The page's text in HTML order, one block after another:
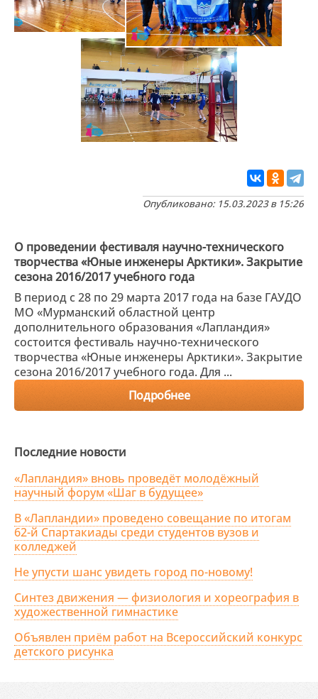
Опубликовано: 15.03.2023 в 15:26
О проведении фестиваля научно-технического
творчества «Юные инженеры Арктики». Закрытие
сезона 2016/2017 учебного года
В период с 28 по 29 марта 2017 года на базе ГАУДО
МО «Мурманский областной центр
дополнительного образования «Лапландия»
состоится фестиваль научно-технического
творчества «Юные инженеры Арктики». Закрытие
сезона 2016/2017 учебного года. Для ...
Подробнее
Последние новости
«Лапландия» вновь проведёт молодёжный
научный форум «Шаг в будущее»
В «Лапландии» проведено совещание по итогам
62-й Спартакиады среди студентов вузов и
колледжей
Не упусти шанс увидеть город по-новому!
Синтез движения — физиология и хореография в
художественной гимнастике
Объявлен приём работ на Всероссийский конкурс
детского рисунка